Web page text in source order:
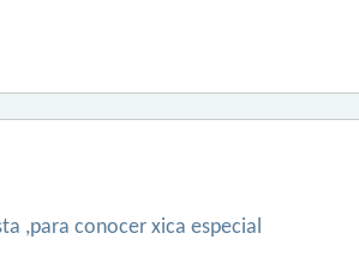
,para conocer xica especial